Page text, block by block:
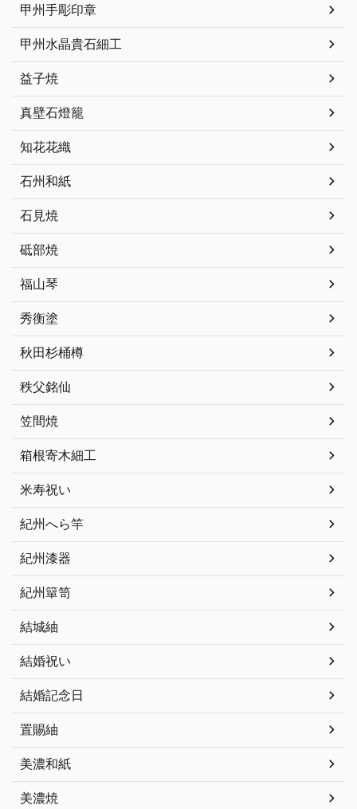
甲州手彫印章
甲州水晶貴石細工
益子焼
真壁石燈籠
知花花織
石州和紙
石見焼
砥部焼
福山琴
秀衡塗
秋田杉桶樽
秩父銘仙
笠間焼
箱根寄木細工
米寿祝い
紀州へら竿
紀州漆器
紀州簞笥
結城紬
結婚祝い
結婚記念日
置賜紬
美濃和紙
美濃焼